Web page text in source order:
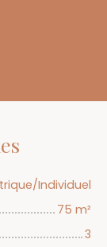
Individuel
75 m²
3